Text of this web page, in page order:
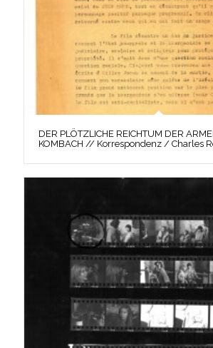
DER PLÖTZLICHE REICHTUM DER
KOMBACH // Korrespondenz / Charles